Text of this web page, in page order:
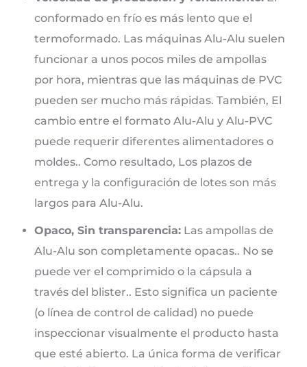
conformado en frío es más lento que el
termoformado. Las máquinas Alu-Alu suelen
funcionar a unos pocos miles de ampollas
por hora, mientras que las máquinas de PVC
pueden ser mucho más rápidas. También, El
cambio entre el formato Alu-Alu y Alu-PVC
puede requerir diferentes alimentadores o
moldes.. Como resultado, Los plazos de
entrega y la configuración de lotes son más
largos para Alu-Alu.
Opaco, Sin transparencia: Las ampollas de
Alu-Alu son completamente opacas.. No se
puede ver el comprimido o la cápsula a
través del blister.. Esto significa un paciente
(o línea de control de calidad) no puede
inspeccionar visualmente el producto hasta
que esté abierto. La única forma de verificar